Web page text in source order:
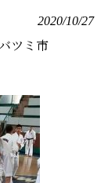
2020/10/27
ツミ市